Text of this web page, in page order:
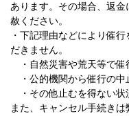
あります。その場合、返
赦ください。
・下記理由などにより催
だきません。
・自然災害や荒天等で催
・公的機関から催行の中
・その他止むを得ない状
また、キャンセル手続きは